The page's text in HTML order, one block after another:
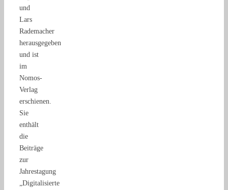
und
Lars
Rademacher
herausgegeben
und ist
im
Nomos-
Verlag
erschienen.
Sie
enthält
die
Beiträge
zur
Jahrestagung
„Digitalisierte